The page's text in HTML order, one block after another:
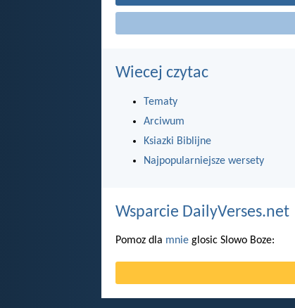
Wiecej czytac
Tematy
Arciwum
Ksiazki Biblijne
Najpopularniejsze wersety
Wsparcie DailyVerses.net
Pomoz dla mnie glosic Slowo Boze: